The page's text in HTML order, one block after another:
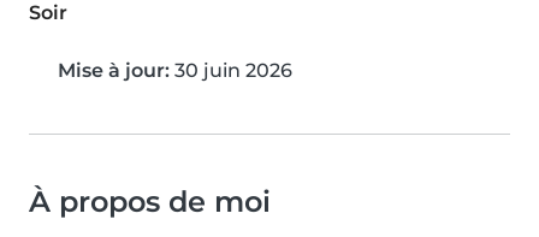
Soir
Mise à jour: 30 juin 2026
À propos de moi